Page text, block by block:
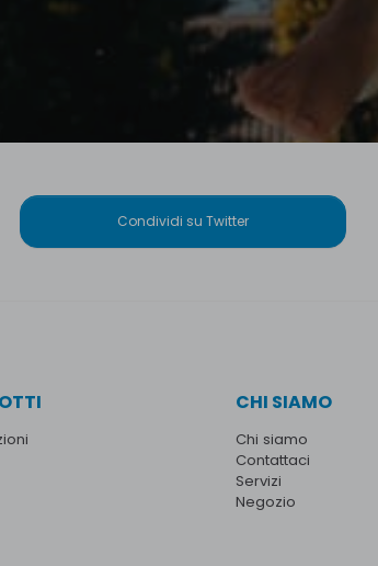
Condividi su Twitter
CHI SIAMO
Chi siamo
Contattaci
Servizi
Negozio